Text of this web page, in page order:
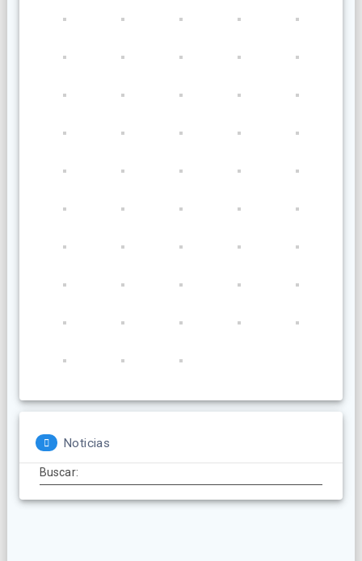
Noticias
Buscar: